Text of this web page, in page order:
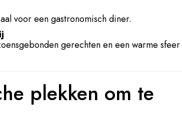
voor een gastronomisch diner.
gerechten en een warme sfeer
plekken om te